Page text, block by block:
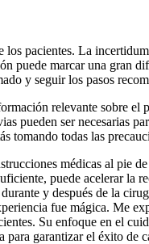
los pacientes. La
puede marcar una gran
y seguir los pasos
relevante sobre el
pueden ser necesarias
tomando todas las
médicas al pie
puede acelerar la
y después de la
fue mágica. Me
Su enfoque en el
para garantizar el éxito de